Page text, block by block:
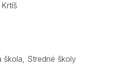
škola, Stredné školy